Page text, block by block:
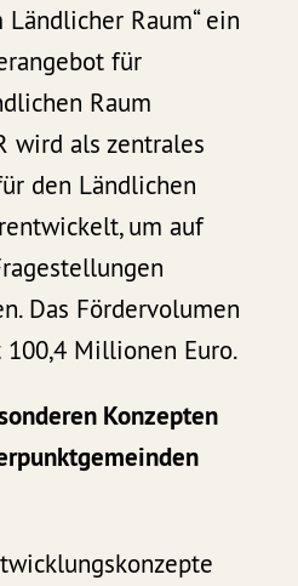
Raum“ ein
für
Raum
wird als zentrales
den Ländlichen
um auf
Das Fördervolumen
100,4 Millionen Euro.
Konzepten